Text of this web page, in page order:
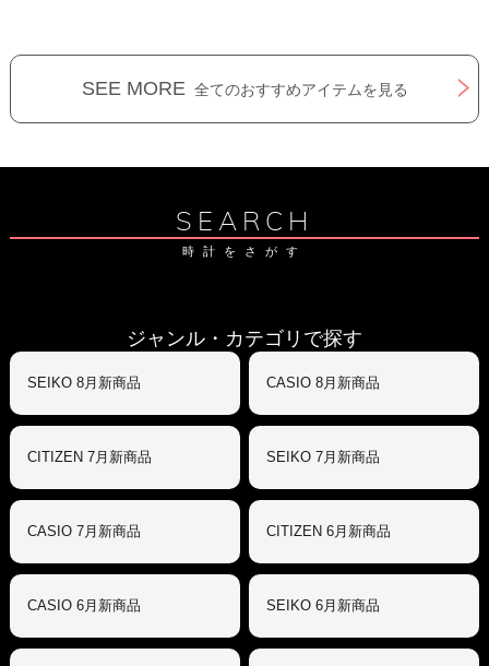
SEE MORE 全てのおすすめアイテムを見る
SEARCH
時計をさがす
ジャンル・カテゴリで探す
SEIKO 8月新商品 CASIO 8月新商品
CITIZEN 7月新商品 SEIKO 7月新商品
CASIO 7月新商品 CITIZEN 6月新商品
CASIO 6月新商品 SEIKO 6月新商品